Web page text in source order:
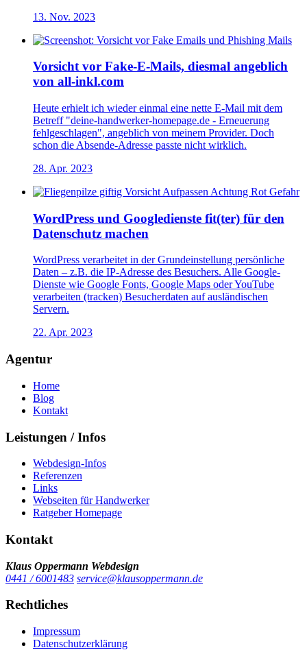
13. Nov. 2023
Vorsicht vor Fake-E-Mails, diesmal angeblich
von all-inkl.com
Heute erhielt ich wieder einmal eine nette E-Mail mit dem
Betreff "deine-handwerker-homepage.de - Erneuerung
fehlgeschlagen", angeblich von meinem Provider. Doch
schon die Absende-Adresse passte nicht wirklich.
28. Apr. 2023
WordPress und Googledienste fit(ter) für den
Datenschutz machen
WordPress verarbeitet in der Grundeinstellung persönliche
Daten – z.B. die IP-Adresse des Besuchers. Alle Google-
Dienste wie Google Fonts, Google Maps oder YouTube
verarbeiten (tracken) Besucherdaten auf ausländischen
Servern.
22. Apr. 2023
Agentur
Home
Blog
Kontakt
Leistungen / Infos
Webdesign-Infos
Referenzen
Links
Webseiten für Handwerker
Ratgeber Homepage
Kontakt
Klaus Oppermann Webdesign
0441 / 6001483 service@klausoppermann.de
Rechtliches
Impressum
Datenschutzerklärung